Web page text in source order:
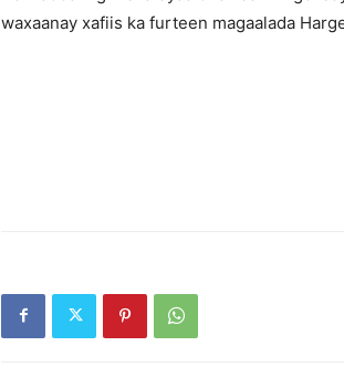
waxaanay xafiis ka furteen magaalada